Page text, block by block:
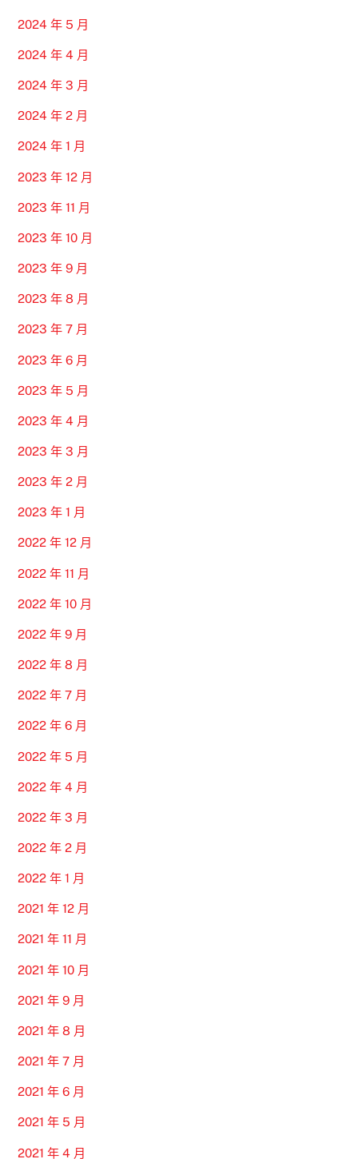
2024 年 5 月
2024 年 4 月
2024 年 3 月
2024 年 2 月
2024 年 1 月
2023 年 12 月
2023 年 11 月
2023 年 10 月
2023 年 9 月
2023 年 8 月
2023 年 7 月
2023 年 6 月
2023 年 5 月
2023 年 4 月
2023 年 3 月
2023 年 2 月
2023 年 1 月
2022 年 12 月
2022 年 11 月
2022 年 10 月
2022 年 9 月
2022 年 8 月
2022 年 7 月
2022 年 6 月
2022 年 5 月
2022 年 4 月
2022 年 3 月
2022 年 2 月
2022 年 1 月
2021 年 12 月
2021 年 11 月
2021 年 10 月
2021 年 9 月
2021 年 8 月
2021 年 7 月
2021 年 6 月
2021 年 5 月
2021 年 4 月